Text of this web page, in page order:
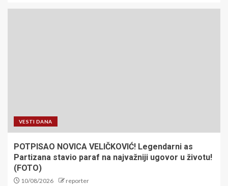
VESTI DANA
POTPISAO NOVICA VELIČKOVIĆ! Legendarni as
Partizana stavio paraf na najvažniji ugovor u životu!
(FOTO)
10/08/2026 reporter